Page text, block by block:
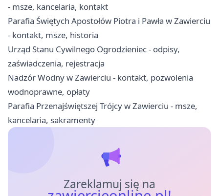
- msze, kancelaria, kontakt
Parafia Świętych Apostołów Piotra i Pawła w Zawierciu
- kontakt, msze, historia
Urząd Stanu Cywilnego Ogrodzieniec - odpisy,
zaświadczenia, rejestracja
Nadzór Wodny w Zawierciu - kontakt, pozwolenia
wodnoprawne, opłaty
Parafia Przenajświętszej Trójcy w Zawierciu - msze,
kancelaria, sakramenty
Zareklamuj się na